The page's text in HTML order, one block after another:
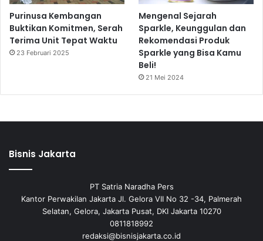
Purinusa Kembangan
Buktikan Komitmen, Serah
Terima Unit Tepat Waktu
23 Februari 2025
Mengenal Sejarah
Sparkle, Keunggulan dan
Rekomendasi Produk
Sparkle yang Bisa Kamu
Beli!
21 Mei 2024
Bisnis Jakarta
PT Satria Naradha Pers
Kantor Perwakilan Jakarta Jl. Gelora VII No 32 -34, Palmerah
Selatan, Gelora, Jakarta Pusat, DKI Jakarta 10270
0811818992
redaksi@bisnisjakarta.co.id